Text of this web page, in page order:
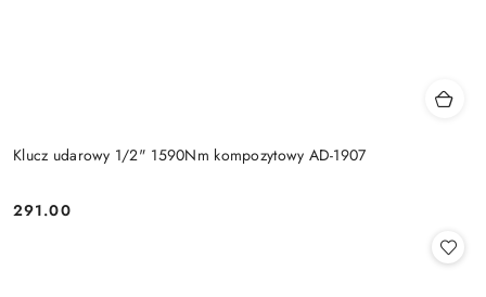
Klucz udarowy 1/2" 1590Nm kompozytowy AD-1907
Cena:
291.00